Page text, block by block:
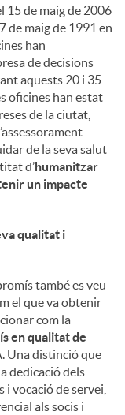
15 de maig de 2006
de maig de 1991 en
han
de decisions
aquests 20 i 35
oficines han estat
de la ciutat,
de la seva salut
d’humanitzar
un impacte
qualitat i
també es veu
el que va obtenir
com la
en qualitat de
Una distinció que
dedicació dels
vocació de servei,
als socis i